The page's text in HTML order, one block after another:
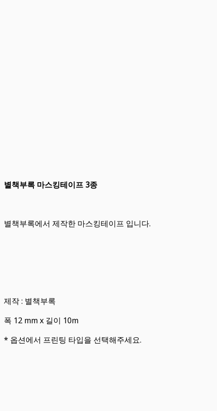
별책부록 마스킹테이프 3종
별책부록에서 제작한 마스킹테이프 입니다.
제작 : 별책부록
폭 12 mm x 길이 10m
* 옵션에서 프린팅 타입을 선택해주세요.